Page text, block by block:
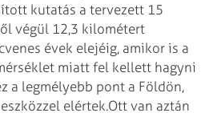
kutatás a tervezett 15
végül 12,3 kilométert
évek elejéig, amikor is a
miatt fel kellett hagyni
a legmélyebb pont a Földön,
elértek.Ott van aztán